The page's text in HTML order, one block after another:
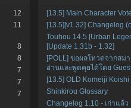
12
11
8
8
7
7
7
[13.5] Main Character
[13.5][v1.32] Changelog
Touhou 14.5 [Urban
[Update 1.31b - 1.32]
[POLL] ขอผลโหวตจากสม
อ่านและพูดคุยได้โดย
[13.5] OLD Komeiji Koishi
Shinkirou Glossary
Changelog 1.10 - เก่าแล้ว